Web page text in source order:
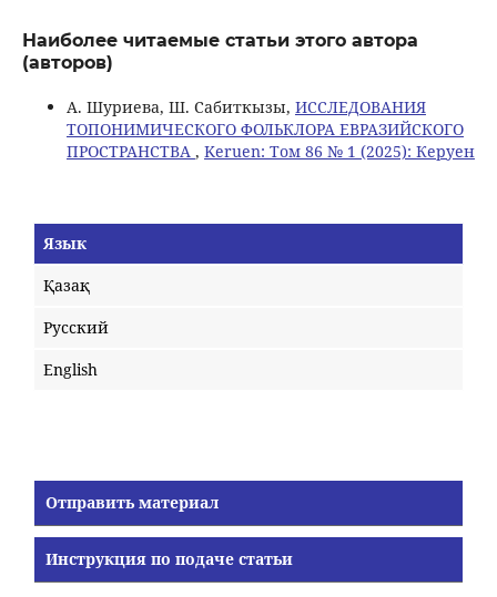
Наиболее читаемые статьи этого автора
(авторов)
А. Шуриева, Ш. Сабиткызы, ИССЛЕДОВАНИЯ
ТОПОНИМИЧЕСКОГО ФОЛЬКЛОРА ЕВРАЗИЙСКОГО
ПРОСТРАНСТВА , Keruen: Том 86 № 1 (2025): Керуен
Язык
Қазақ
Русский
English
Отправить материал
Инструкция по подаче статьи